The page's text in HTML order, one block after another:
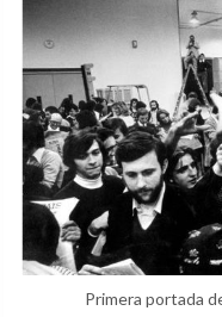
Primera portada